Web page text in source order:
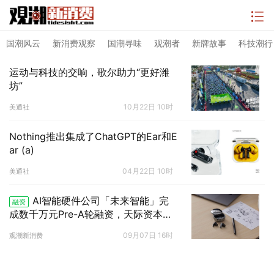
国潮风云 新消费观察 国潮寻味 观潮者 新牌故事 科技潮行
运动与科技的交响，歌尔助力“更好潍
坊”
美通社 10月22日 10时
Nothing推出集成了ChatGPT的Ear和E
ar (a)
美通社 04月22日 10时
融资
AI智能硬件公司「未来智能」完
成数千万元Pre-A轮融资，天际资本领
观潮新消费 09月07日 16时